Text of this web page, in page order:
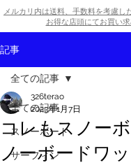
メルカリ内は送料、手数料を考慮し
お得な店頭にてお買い求
記事
全ての記事
スノーボード
サーフィン
全ての記事
コレもスノー
ノーボードワッ
326terao
2023年1月7日